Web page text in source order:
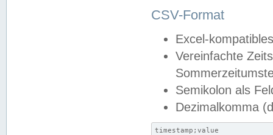
CSV-Format
Excel-
Vereinfachte
Semikolon als
Dezimalkomma
timestamp;value